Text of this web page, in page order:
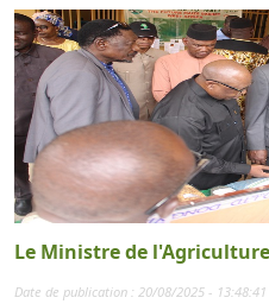
Le Ministre de
Date de publication : 20/08/2025 - 13:48:41